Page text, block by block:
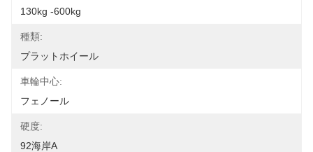
130kg -600kg
種類:
プラットホイール
車輪中心:
フェノール
硬度:
92海岸A